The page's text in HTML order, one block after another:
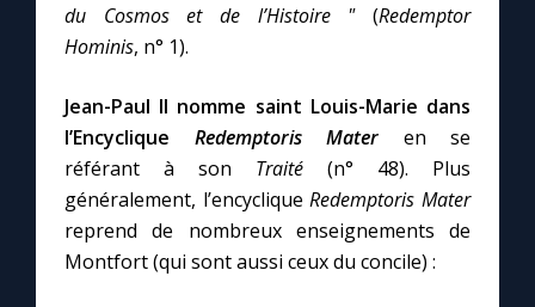
du Cosmos et de l’Histoire "(Redemptor
Hominis, n° 1).
Jean-Paul II nomme saint Louis-Marie dans
l’Encyclique Redemptoris Mater en se
référant à son Traité (n° 48). Plus
généralement, l’encycliqueRedemptoris Mater
reprend de nombreux enseignements de
Montfort (qui sont aussi ceux du concile) :